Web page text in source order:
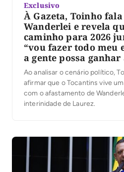
Exclusivo
À Gazeta, Toinho
Wanderlei e revela
caminho para 2026
“vou fazer todo meu
a gente possa ganhar
Ao analisar o cenário político,
afirmar que o Tocantins vive
com o afastamento de
interinidade de Laurez.